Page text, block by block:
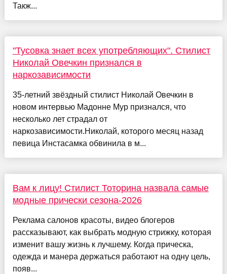
Такж...
"Тусовка знает всех употребляющих". Стилист
Николай Овечкин признался в
наркозависимости
35-летний звёздный стилист Николай Овечкин в
новом интервью Мадонне Мур признался, что
несколько лет страдал от
наркозависимости.Николай, которого месяц назад
певица Инстасамка обвинила в м...
Вам к лицу! Стилист Тоторина назвала самые
модные прически сезона-2026
Реклама салонов красоты, видео блогеров
рассказывают, как выбрать модную стрижку, которая
изменит вашу жизнь к лучшему. Когда прическа,
одежда и манера держаться работают на одну цель,
появ...